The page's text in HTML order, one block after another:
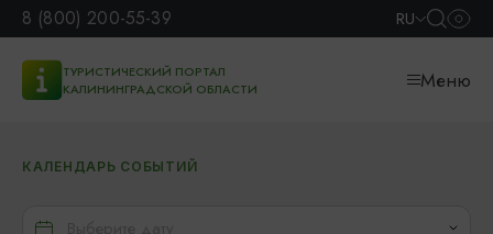
8 (800) 200-55-39 RU
ТУРИСТИЧЕСКИЙ ПОРТАЛ
КАЛИНИНГРАДСКОЙ ОБЛАСТИ
Меню
КАЛЕНДАРЬ СОБЫТИЙ